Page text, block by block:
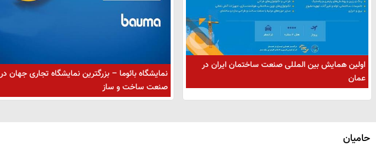
اولین همایش بین المللی صنعت ساختمان ایران در
عمان
نمایشگاه بائوما – بزرگترین نمایشگاه تجاری جهان در
صنعت ساخت و ساز
حامیان